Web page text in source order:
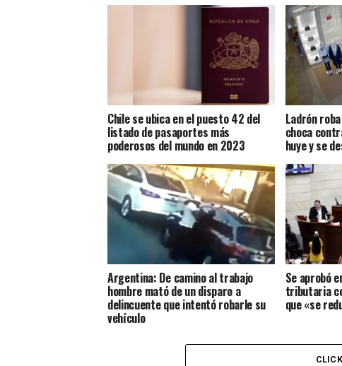
Chile se ubica en el puesto 42 del
listado de pasaportes más
poderosos del mundo en 2023
Ladrón
choca
huye y se
Argentina: De camino al trabajo
hombre mató de un disparo a
delincuente que intentó robarle su
vehículo
Se aprobó
tributaria
que «se